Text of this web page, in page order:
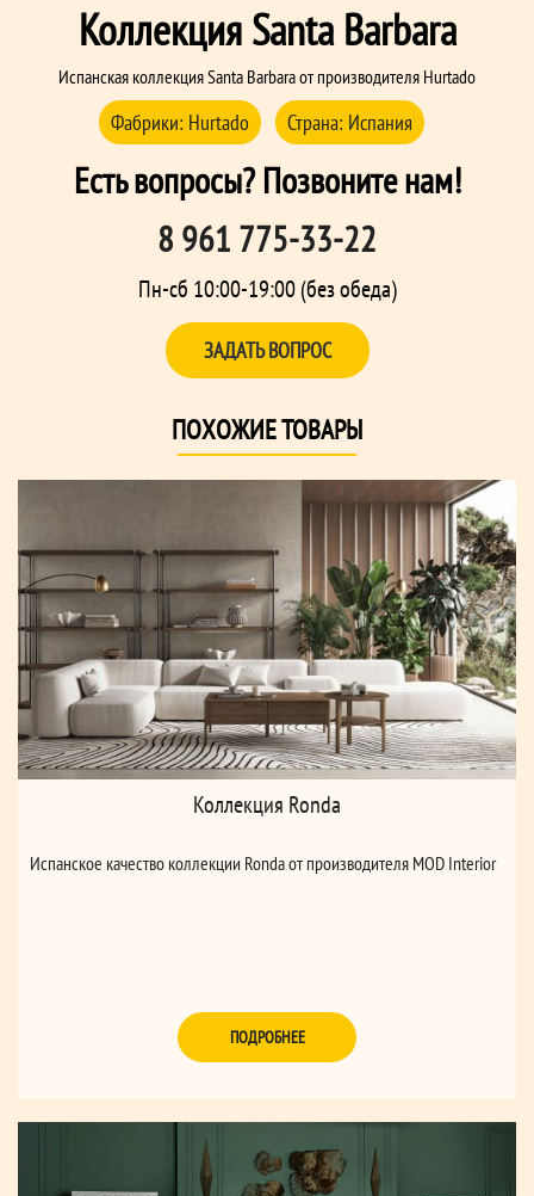
Коллекция Santa Barbara
Испанская коллекция Santa Barbara от производителя Hurtado
Фабрики: Hurtado Страна: Испания
Есть вопросы? Позвоните нам!
8 961 775-33-22
Пн-сб 10:00-19:00 (без обеда)
ЗАДАТЬ ВОПРОС
ПОХОЖИЕ ТОВАРЫ
Коллекция Ronda
Испанское качество коллекции Ronda от производителя MOD Interior
ПОДРОБНЕЕ